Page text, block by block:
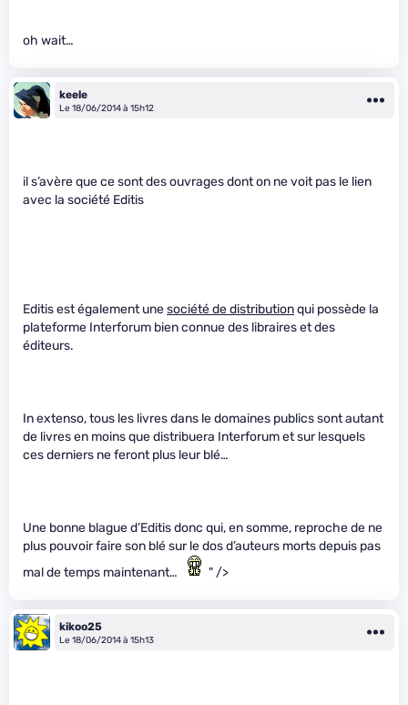
oh wait…
keele
Le 18/06/2014 à 15h12
il s’avère que ce sont des ouvrages dont on ne voit pas le lien
avec la société Editis
Editis est également unesociété de distributionqui possède la
plateforme Interforum bien connue des libraires et des
éditeurs.
In extenso, tous les livres dans le domaines publics sont autant
de livres en moins que distribuera Interforum et sur lesquels
ces derniers ne feront plus leur blé…
Une bonne blague d’Editis donc qui, en somme, reproche de ne
plus pouvoir faire son blé sur le dos d’auteurs morts depuis pas
mal de temps maintenant…
" />
kikoo25
Le 18/06/2014 à 15h13